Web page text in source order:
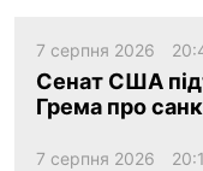
7 серпня 2026
Сенат США
Грема про
7 серпня 2026